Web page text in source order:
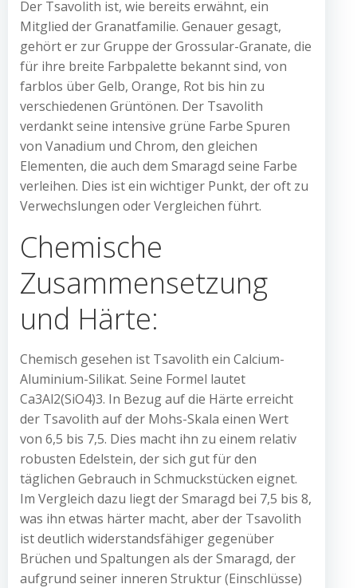
Der Tsavolith ist, wie bereits erwähnt, ein
Mitglied der Granatfamilie. Genauer gesagt,
gehört er zur Gruppe der Grossular-Granate, die
für ihre breite Farbpalette bekannt sind, von
farblos über Gelb, Orange, Rot bis hin zu
verschiedenen Grüntönen. Der Tsavolith
verdankt seine intensive grüne Farbe Spuren
von Vanadium und Chrom, den gleichen
Elementen, die auch dem Smaragd seine Farbe
verleihen. Dies ist ein wichtiger Punkt, der oft zu
Verwechslungen oder Vergleichen führt.
Chemische
Zusammensetzung
und Härte:
Chemisch gesehen ist Tsavolith ein Calcium-
Aluminium-Silikat. Seine Formel lautet
Ca3Al2(SiO4)3. In Bezug auf die Härte erreicht
der Tsavolith auf der Mohs-Skala einen Wert
von 6,5 bis 7,5. Dies macht ihn zu einem relativ
robusten Edelstein, der sich gut für den
täglichen Gebrauch in Schmuckstücken eignet.
Im Vergleich dazu liegt der Smaragd bei 7,5 bis 8,
was ihn etwas härter macht, aber der Tsavolith
ist deutlich widerstandsfähiger gegenüber
Brüchen und Spaltungen als der Smaragd, der
aufgrund seiner inneren Struktur (Einschlüsse)